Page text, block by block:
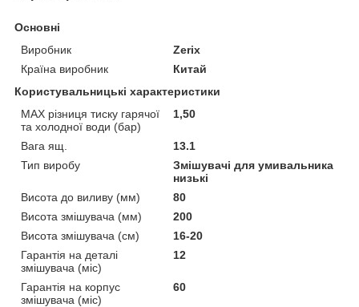
Основні
Виробник
Zerix
Країна виробник
Китай
Користувальницькі характеристики
MAX різниця тиску гарячої
та холодної води (бар)
1,50
Вага ящ.
13.1
Тип виробу
Змішувачі для умивальника
низькі
Висота до виливу (мм)
80
Висота змішувача (мм)
200
Висота змішувача (см)
16-20
Гарантія на деталі
змішувача (міс)
12
Гарантія на корпус
змішувача (міс)
60